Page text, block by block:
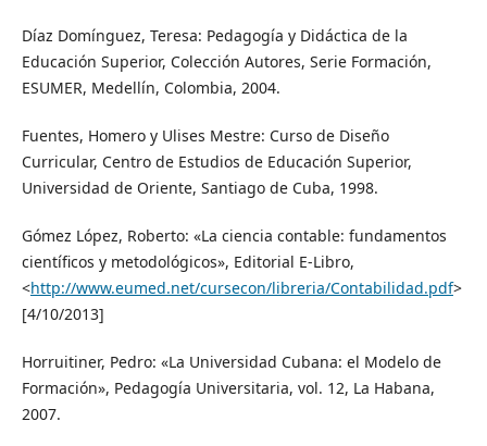
Díaz Domínguez, Teresa: Pedagogía y Didáctica de la
Educación Superior, Colección Autores, Serie Formación,
ESUMER, Medellín, Colombia, 2004.
Fuentes, Homero y Ulises Mestre: Curso de Diseño
Curricular, Centro de Estudios de Educación Superior,
Universidad de Oriente, Santiago de Cuba, 1998.
Gómez López, Roberto: «La ciencia contable: fundamentos
científicos y metodológicos», Editorial E-Libro,
<http://www.eumed.net/cursecon/libreria/Contabilidad.pdf>
[4/10/2013]
Horruitiner, Pedro: «La Universidad Cubana: el Modelo de
Formación», Pedagogía Universitaria, vol. 12, La Habana,
2007.